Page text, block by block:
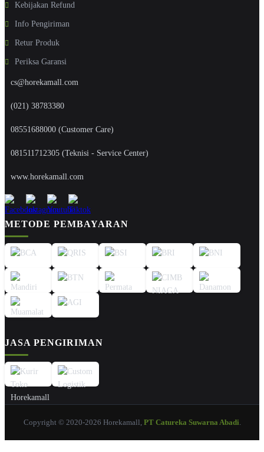
Kebijakan Refund
Info Pengiriman
Retur Produk
Periksa Garansi
cs@horekamall.com
(021) 38783380
08551688000 (Customer Care)
081511712305 (Teknisi - Service Center)
www.horekamall.com
METODE PEMBAYARAN
JASA PENGIRIMAN
Copyright © 2020-2026 Horekamall, PT Catureka Suwarna Abadi.